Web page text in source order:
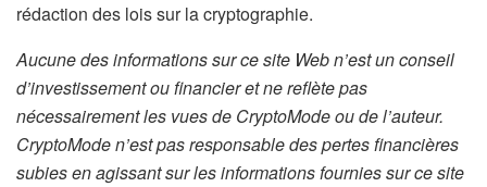
rédaction des lois sur la cryptographie.
Aucune des informations sur ce site Web n’est un conseil
d’investissement ou financier et ne reflète pas
nécessairement les vues de CryptoMode ou de l’auteur.
CryptoMode n’est pas responsable des pertes financières
subies en agissant sur les informations fournies sur ce site